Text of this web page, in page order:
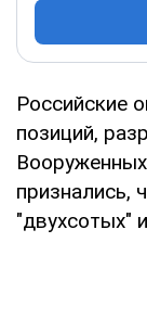
Российские
позиций,
признались,
"двухсотых"